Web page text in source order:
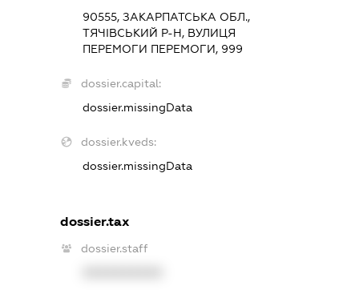
90555, ЗАКАРПАТСЬКА ОБЛ.,
ТЯЧІВСЬКИЙ Р-Н, ВУЛИЦЯ
ПЕРЕМОГИ ПЕРЕМОГИ, 999
dossier.capital:
dossier.missingData
dossier.kveds:
dossier.missingData
dossier.tax
dossier.staff